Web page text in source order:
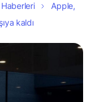
Apple,
kaldı